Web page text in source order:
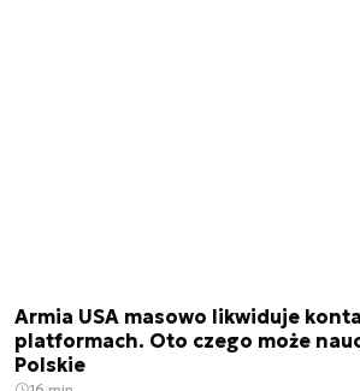
Armia USA masowo likwiduje
platformach. Oto czego może
Polskie